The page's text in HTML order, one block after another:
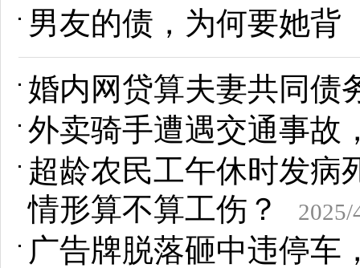
男友的债，为何要她背
婚内网贷算夫妻共同债
外卖骑手遭遇交通事故
超龄农民工午休时发
情形算不算工伤？
2025/
广告牌脱落砸中违停车